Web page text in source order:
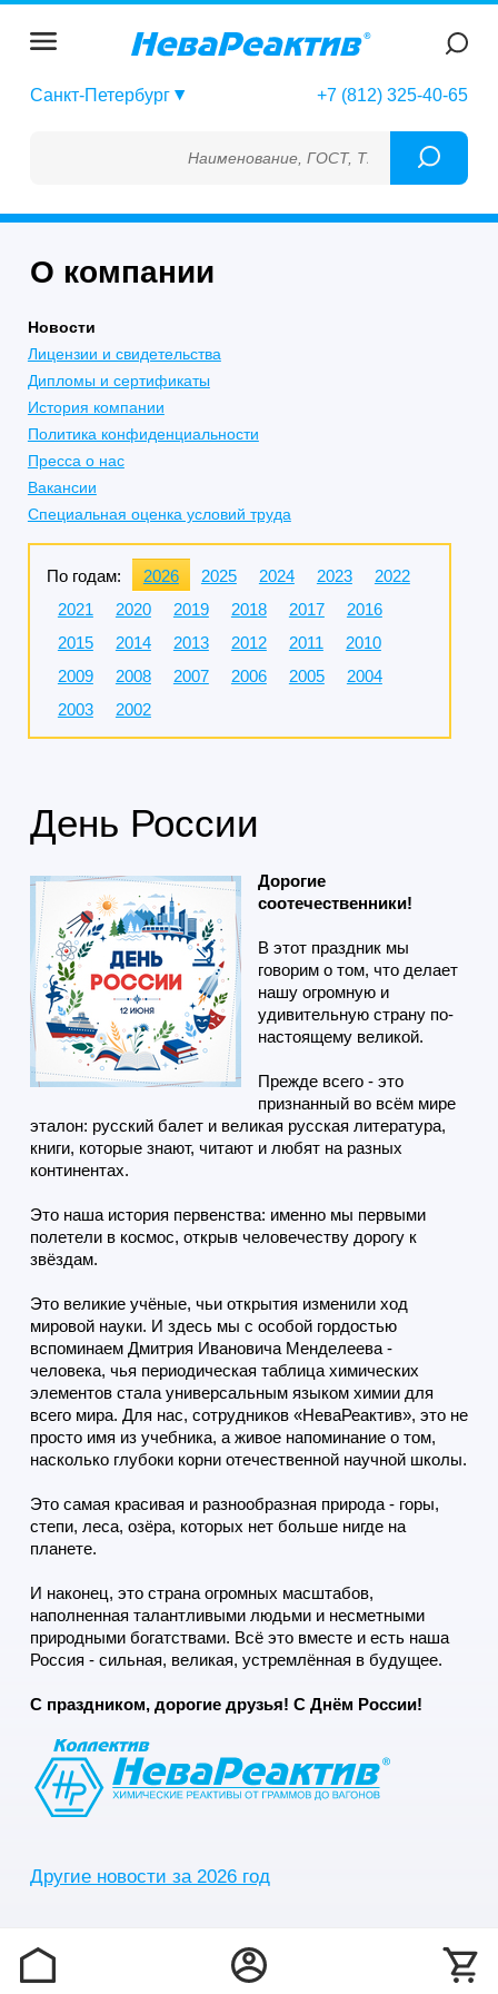
Санкт-Петербург +7 (812) 325-40-65
Наименование, ГОСТ, ТУ, ГСО, МСО,
О компании
Новости
Лицензии и свидетельства
Дипломы и сертификаты
История компании
Политика конфиденциальности
Пресса о нас
Вакансии
Специальная оценка условий труда
По годам: 2026 2025 2024 2023
2022
2021
2020 2019 2018 2017
2016
2015
2014 2013 2012 2011
2010
2009
2008 2007 2006 2005
2004
2003
2002
День России
Дорогие
соотечественники!
В этот праздник мы
говорим о том, что делает
нашу огромную и
удивительную страну по-
настоящему великой.
Прежде всего - это
признанный во всём мире
эталон: русский балет и великая русская литература,
книги, которые знают, читают и любят на разных
континентах.
Это наша история первенства: именно мы первыми
полетели в космос, открыв человечеству дорогу к
звёздам.
Это великие учёные, чьи открытия изменили ход
мировой науки. И здесь мы с особой гордостью
вспоминаем Дмитрия Ивановича Менделеева -
человека, чья периодическая таблица химических
элементов стала универсальным языком химии для
всего мира. Для нас, сотрудников «НеваРеактив», это не
просто имя из учебника, а живое напоминание о том,
насколько глубоки корни отечественной научной школы.
Это самая красивая и разнообразная природа - горы,
степи, леса, озёра, которых нет больше нигде на
планете.
И наконец, это страна огромных масштабов,
наполненная талантливыми людьми и несметными
природными богатствами. Всё это вместе и есть наша
Россия - сильная, великая, устремлённая в будущее.
С праздником, дорогие друзья! С Днём России!
Другие новости за 2026 год